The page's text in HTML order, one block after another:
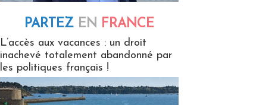
PARTEZ EN FRANCE
L’accès aux vacances : un droit
inachevé totalement abandonné par
les politiques français !